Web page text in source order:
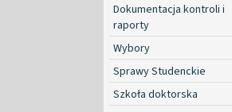
Dokumentacja kontroli i
raporty
Wybory
Sprawy Studenckie
Szkoła doktorska